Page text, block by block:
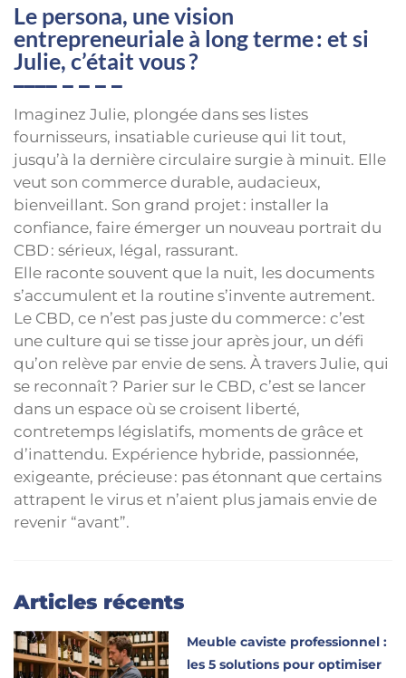
Le persona, une vision
entrepreneuriale à long terme : et si
Julie, c’était vous ?
Imaginez Julie, plongée dans ses listes
fournisseurs, insatiable curieuse qui lit tout,
jusqu’à la dernière circulaire surgie à minuit. Elle
veut son commerce durable, audacieux,
bienveillant. Son grand projet : installer la
confiance, faire émerger un nouveau portrait du
CBD : sérieux, légal, rassurant.
Elle raconte souvent que la nuit, les documents
s’accumulent et la routine s’invente autrement.
Le CBD, ce n’est pas juste du commerce : c’est
une culture qui se tisse jour après jour, un défi
qu’on relève par envie de sens. À travers Julie, qui
se reconnaît ? Parier sur le CBD, c’est se lancer
dans un espace où se croisent liberté,
contretemps législatifs, moments de grâce et
d’inattendu. Expérience hybride, passionnée,
exigeante, précieuse : pas étonnant que certains
attrapent le virus et n’aient plus jamais envie de
revenir “avant”.
Articles récents
Meuble caviste professionnel :
les 5 solutions pour optimiser